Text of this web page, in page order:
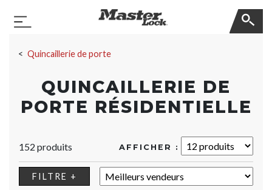
Basculer la navigation
Quincaillerie de porte
QUINCAILLERIE DE
PORTE RÉSIDENTIELLE
152 produits AFFICHER :
FILTRE + TRIER :